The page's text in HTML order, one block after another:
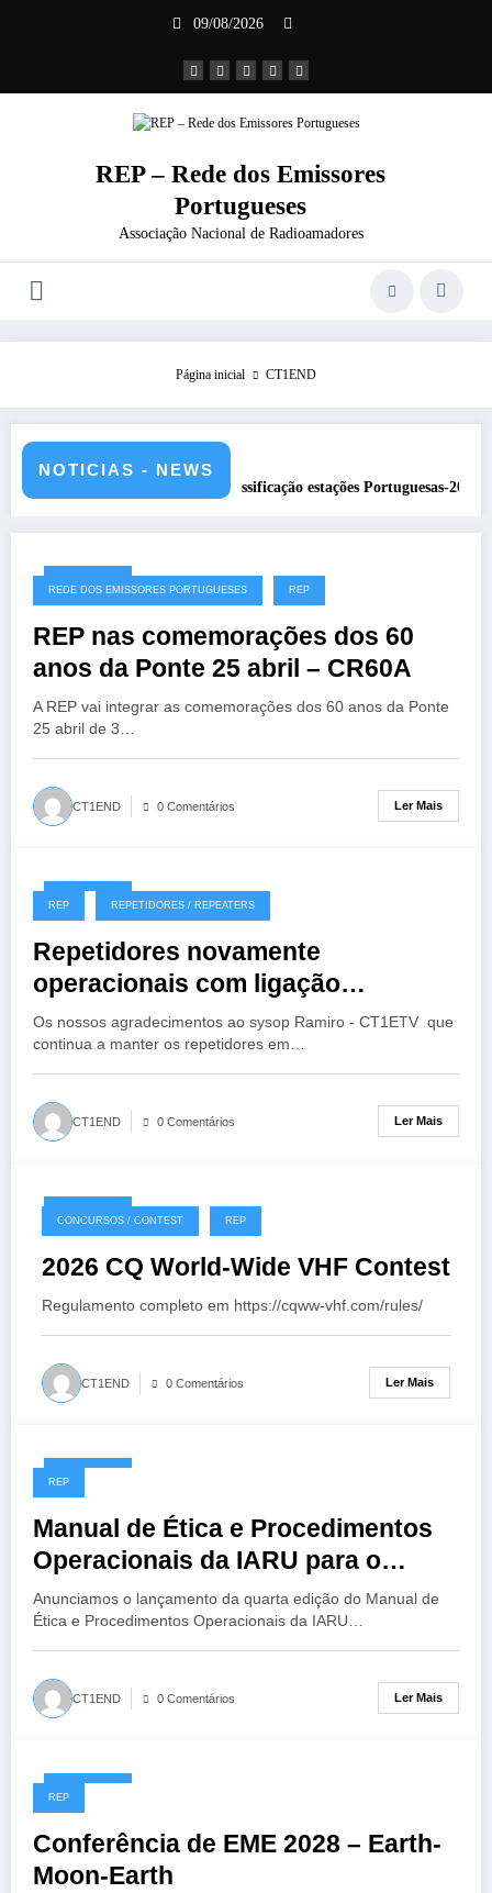
09/08/2026
REP – Rede dos Emissores
Portugueses
Associação Nacional de Radioamadores
Página inicial CT1END
NOTICIAS - NEWS
DXCC – Classificação estações Portuguesas-2026 REP
27/07/2026
REDE DOS EMISSORES PORTUGUESES REP
REP nas comemorações dos 60
anos da Ponte 25 abril – CR60A
A REP vai integrar as comemorações dos 60 anos da Ponte
25 abril de 3…
CT1END 0 Comentários Ler Mais
19/07/2026
REP REPETIDORES / REPEATERS
Repetidores novamente
operacionais com ligação
EchoLink
Os nossos agradecimentos ao sysop Ramiro - CT1ETV que
continua a manter os repetidores em…
CT1END 0 Comentários Ler Mais
18/07/2026
CONCURSOS / CONTEST REP
2026 CQ World-Wide VHF Contest
Regulamento completo em https://cqww-vhf.com/rules/
CT1END 0 Comentários Ler Mais
14/07/2026
REP
Manual de Ética e Procedimentos
Operacionais da IARU para o
Radioamador, 4ª Edição
Anunciamos o lançamento da quarta edição do Manual de
Ética e Procedimentos Operacionais da IARU…
CT1END 0 Comentários Ler Mais
13/07/2026
REP
Conferência de EME 2028 – Earth-
Moon-Earth